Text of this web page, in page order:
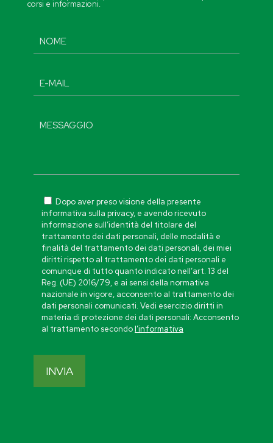
corsi e informazioni.
Dopo aver preso visione della presente
informativa sulla privacy, e avendo ricevuto
informazione sull’identità del titolare del
trattamento dei dati personali, delle modalità e
finalità del trattamento dei dati personali, dei miei
diritti rispetto al trattamento dei dati personali e
comunque di tutto quanto indicato nell’art. 13 del
Reg. (UE) 2016/79, e ai sensi della normativa
nazionale in vigore, acconsento al trattamento dei
dati personali comunicati. Vedi esercizio diritti in
materia di protezione dei dati personali: Acconsento
al trattamento secondol’informativa